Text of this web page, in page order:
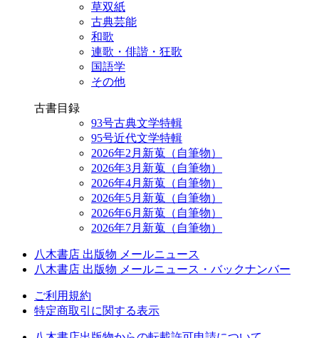
草双紙
古典芸能
和歌
連歌・俳諧・狂歌
国語学
その他
古書目録
93号古典文学特輯
95号近代文学特輯
2026年2月新蒐（自筆物）
2026年3月新蒐（自筆物）
2026年4月新蒐（自筆物）
2026年5月新蒐（自筆物）
2026年6月新蒐（自筆物）
2026年7月新蒐（自筆物）
八木書店 出版物 メールニュース
八木書店 出版物 メールニュース・バックナンバー
ご利用規約
特定商取引に関する表示